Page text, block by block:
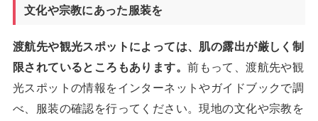
文化や宗教にあった服装を
渡航先や観光スポットによっては、肌の露出が厳しく制
限されているところもあります。前もって、渡航先や観
光スポットの情報をインターネットやガイドブックで調
べ、服装の確認を行ってください。現地の文化や宗教を